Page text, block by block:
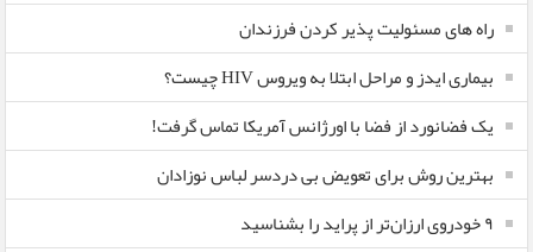
راه های مسئولیت پذیر کردن فرزندان
بیماری ایدز و مراحل ابتلا به ویروس HIV چیست؟
یک فضانورد از فضا با اورژانس آمریکا تماس گرفت!
بهترین روش برای تعویض بی دردسر لباس نوزادان
٩ خودروی ارزان‌تر از پراید را بشناسید